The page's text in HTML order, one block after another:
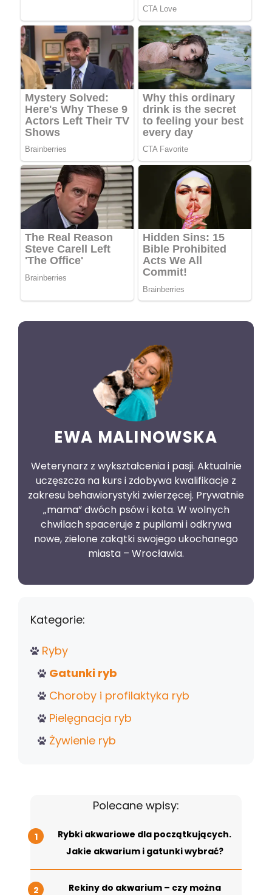
EWA MALINOWSKA
Weterynarz z wykształcenia i pasji. Aktualnie
uczęszcza na kurs i zdobywa kwalifikacje z
zakresu behawiorystyki zwierzęcej. Prywatnie
„mama” dwóch psów i kota. W wolnych
chwilach spaceruje z pupilami i odkrywa
nowe, zielone zakątki swojego ukochanego
miasta – Wrocławia.
Kategorie:
Ryby
Gatunki ryb
Choroby i profilaktyka ryb
Pielęgnacja ryb
Żywienie ryb
Polecane wpisy:
Rybki akwariowe dla początkujących.
Jakie akwarium i gatunki wybrać?
Rekiny do akwarium – czy można